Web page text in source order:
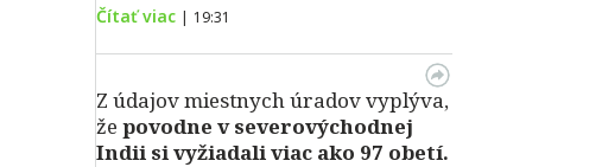
Čítať viac | 19:31
Z údajov miestnych úradov vyplýva,
že povodne v severovýchodnej
Indii si vyžiadali viac ako 97 obetí.